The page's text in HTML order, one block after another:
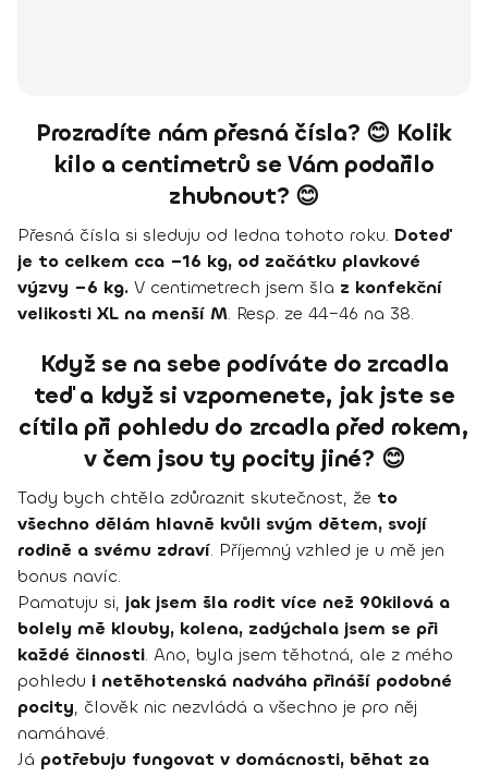
Prozradíte nám přesná čísla? 😊 Kolik
kilo a centimetrů se Vám podařilo
zhubnout? 😊
Přesná čísla si sleduju od ledna tohoto roku. Doteď
je to celkem cca –16 kg, od začátku plavkové
výzvy –6 kg. V centimetrech jsem šla z konfekční
velikosti XL na menší M. Resp. ze 44–46 na 38.
Když se na sebe podíváte do zrcadla
teď a když si vzpomenete, jak jste se
cítila při pohledu do zrcadla před rokem,
v čem jsou ty pocity jiné? 😊
Tady bych chtěla zdůraznit skutečnost, že to
všechno dělám hlavně kvůli svým dětem, svojí
rodině a svému zdraví. Příjemný vzhled je u mě jen
bonus navíc.
Pamatuju si, jak jsem šla rodit více než 90kilová a
bolely mě klouby, kolena, zadýchala jsem se při
každé činnosti. Ano, byla jsem těhotná, ale z mého
pohledu i netěhotenská nadváha přináší podobné
pocity, člověk nic nezvládá a všechno je pro něj
namáhavé.
Já potřebuju fungovat v domácnosti, běhat za